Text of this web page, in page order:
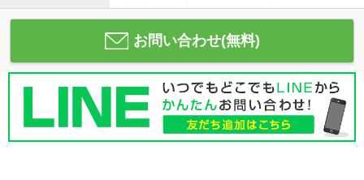
お問い合わせ(無料)